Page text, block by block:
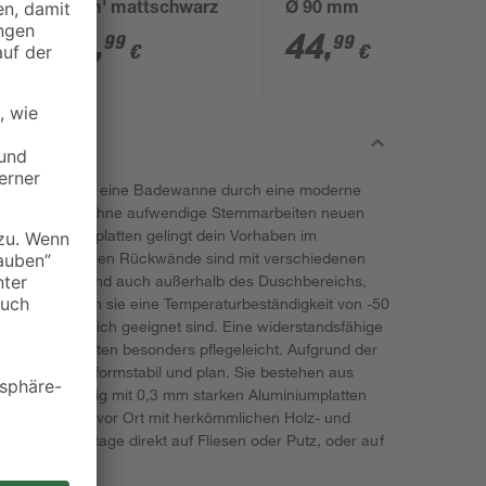
'Rom' mattschwarz
,99 €
Ø 90 mm
44,99 €
egal, ob du eine Badewanne durch eine moderne
Bad ganz ohne aufwendige Stemmarbeiten neuen
Rückwandplatten gelingt dein Vorhaben im
fugenfreien Rückwände sind mit verschiedenen
erhältlich und auch außerhalb des Duschbereichs,
haben sie eine Temperaturbeständigkeit von -50
Außenbereich geeignet sind. Eine widerstandsfähige
Verbundplatten besonders pflegeleicht. Aufgrund der
sehr formstabil und plan. Sie bestehen aus
der beidseitig mit 0,3 mm starken Aluminiumplatten
individuell vor Ort mit herkömmlichen Holz- und
die Montage direkt auf Fliesen oder Putz, oder auf